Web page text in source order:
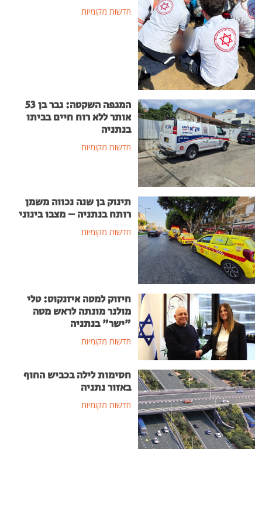
חדשות מקומיות
המגפה השקטה: גבר בן 53
אותר ללא רוח חיים בביתו
בנתניה
חדשות מקומיות
תינוק בן שנה נכווה משמן
רותח בנתניה – מצבו בינוני
חדשות מקומיות
חיזוק למטה איזנקוט: טלי
מולנר מונתה לראש מטה
"ישר" בנתניה
חדשות מקומיות
חסימות לילה בכביש החוף
באזור נתניה
חדשות מקומיות